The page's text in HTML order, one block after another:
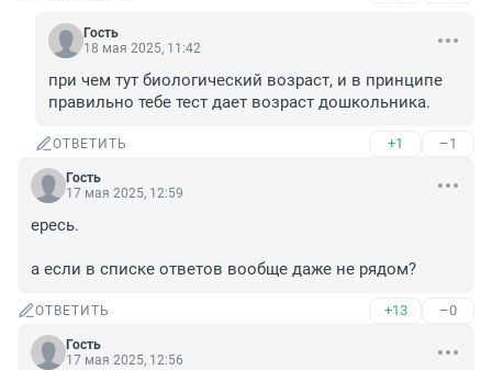
Гость
18 мая 2025, 11:42
при чем тут биологический возраст, и в принципе
правильно тебе тест дает возраст дошкольника.
ОТВЕТИТЬ +1 –1
Гость
17 мая 2025, 12:59
ересь.
а если в списке ответов вообще даже не рядом?
ОТВЕТИТЬ +13 –0
Гость
17 мая 2025, 12:56